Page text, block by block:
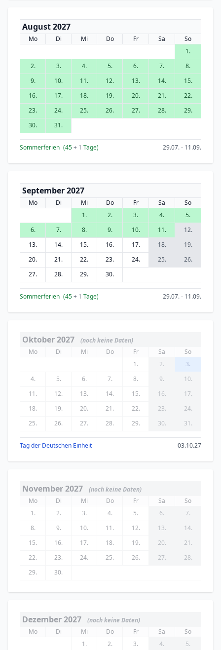
August 2027
Mo Di Mi Do Fr Sa
So
1.
2.
3. 4. 5. 6. 7.
8.
9.
10. 11. 12. 13. 14.
15.
16.
17. 18. 19. 20. 21.
22.
23.
24. 25. 26. 27. 28.
29.
30.
31.
Sommerferien (45+ 1 Tage) 29.07. - 11.09.
September 2027
Mo Di Mi Do Fr Sa
So
1.
2. 3. 4.
5.
6.
7. 8. 9. 10. 11.
12.
13.
14. 15. 16. 17. 18.
19.
20.
21. 22. 23. 24. 25.
26.
27.
28. 29. 30.
Sommerferien (45+ 1 Tage) 29.07. - 11.09.
Oktober 2027
(noch keine Daten)
Mo
Di Mi Do Fr Sa
So
1.
2.
3.
4.
5. 6. 7. 8. 9.
10.
11.
12. 13. 14. 15. 16.
17.
18.
19. 20. 21. 22. 23.
24.
25.
26. 27. 28. 29. 30. 31.
Tag der Deutschen Einheit 03.10.27
November 2027
(noch keine Daten)
Mo
Di Mi Do Fr Sa
So
1.
2. 3. 4. 5. 6.
7.
8.
9. 10. 11. 12. 13.
14.
15.
16. 17. 18. 19. 20.
21.
22.
23. 24. 25. 26. 27.
28.
29.
30.
Dezember 2027
(noch keine Daten)
Mo
Di Mi Do Fr Sa
So
1.
2. 3. 4.
5.